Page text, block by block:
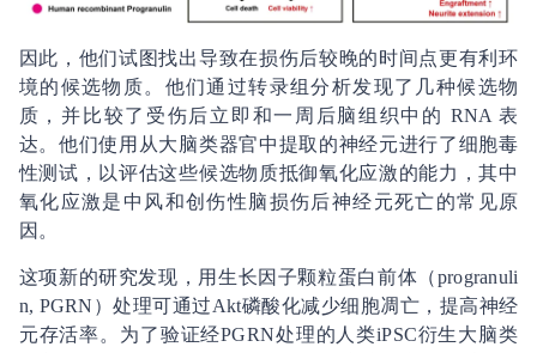
因此，他们试图找出导致在损伤后较晚的时间点更有利环
境的候选物质。他们通过转录组分析发现了几种候选物
质，并比较了受伤后立即和一周后脑组织中的 RNA 表
达。他们使用从大脑类器官中提取的神经元进行了细胞毒
性测试，以评估这些候选物质抵御氧化应激的能力，其中
氧化应激是中风和创伤性脑损伤后神经元死亡的常见原
因。
这项新的研究发现，用生长因子颗粒蛋白前体（progranuli
n, PGRN）处理可通过Akt磷酸化减少细胞凋亡，提高神经
元存活率。为了验证经PGRN处理的人类iPSC衍生大脑类